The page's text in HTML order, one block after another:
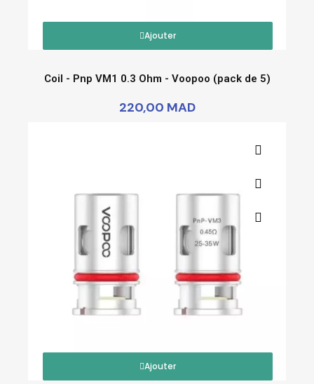
Ajouter
Coil - Pnp VM1 0.3 Ohm - Voopoo (pack de 5)
220,00 MAD
Ajouter